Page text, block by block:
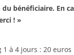
bénéficiaire. En
! »
1 à 4 jours : 20